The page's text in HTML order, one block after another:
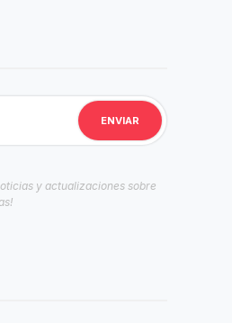
y actualizaciones sobre